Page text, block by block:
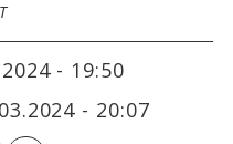
- 19:50
- 20:07